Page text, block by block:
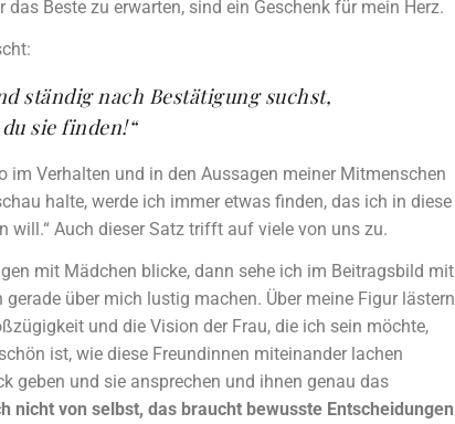
Beste zu erwarten, sind ein Geschenk für mein Herz.
ständig nach Bestätigung suchst,
sie finden!“
im Verhalten und in den Aussagen meiner Mitmenschen
halte, werde ich immer etwas finden, das ich in diese
will.“ Auch dieser Satz trifft auf viele von uns zu.
mit Mädchen blicke, dann sehe ich im Beitragsbild mit
über mich lustig machen. Über meine Figur lästern
und die Vision der Frau, die ich sein möchte,
ist, wie diese Freundinnen miteinander lachen
geben und sie ansprechen und ihnen genau das
nicht von selbst, das braucht bewusste Entscheidungen